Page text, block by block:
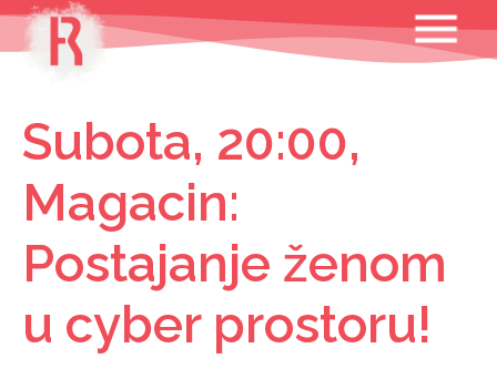
Skip
content
MENU
Subota, 20:00,
Magacin:
Postajanje ženom
u cyber prostoru!